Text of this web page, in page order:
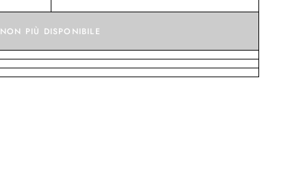
NON PIÙ DISPONIBILE